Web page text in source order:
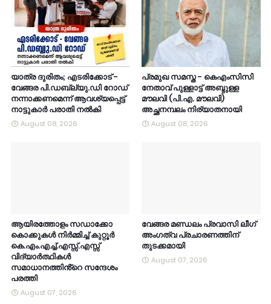
യാത്ര ദുരിതം; എടരിക്കോട് -
വേങ്ങര പി.ഡബ്ല്യു.ഡി റോഡ്
നന്നാക്കണമെന്ന് ആവശ്യപ്പെട്ട്
നാട്ടുകാർ പരാതി നൽകി
August 08, 2026
പ്രമുഖ സമസ്ത - കെഎംസിസി
നേതാവ് പുള്ളാട്ട് അബ്ദുള്ള
മൗലവി (പി.എ. മൗലവി)
അച്ഛനമ്പലം നിര്യാതനായി
August 08, 2026
ആയിരത്തോളം സഡാക്കോ
കൊക്കുകൾ നിർമ്മിച്ച് കുറ്റൂർ
കെ.എം.എച്ച്.എസ്സ്.എസ്സ്
വിദ്യാർത്ഥികൾ
സമാധാനത്തിൻ്റെ സന്ദേശം
പരത്തി
August 07, 2026
വേങ്ങര മണ്ഡലം പ്രവാസി ലീഗ്
അംഗത്വ പ്രചാരണത്തിന്
തുടക്കമായി
August 07, 2026